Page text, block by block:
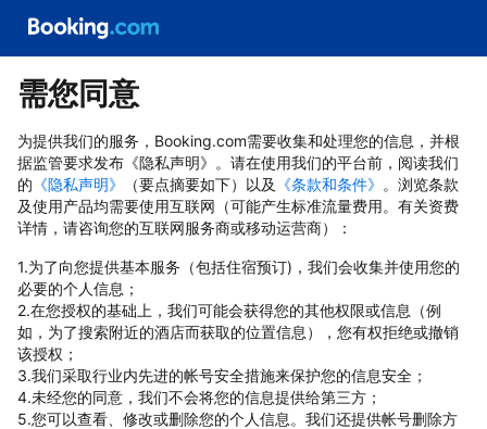
需您同意
为提供我们的服务，Booking.com需要收集和处理您的信息，并根
据监管要求发布《隐私声明》。请在使用我们的平台前，阅读我们
的 《隐私声明》 （要点摘要如下）以及 《条款和条件》 。浏览条款
及使用产品均需要使用互联网（可能产生标准流量费用。有关资费
详情，请咨询您的互联网服务商或移动运营商）：
1.为了向您提供基本服务（包括住宿预订)，我们会收集并使用您的
必要的个人信息；
2.在您授权的基础上，我们可能会获得您的其他权限或信息（例
如，为了搜索附近的酒店而获取的位置信息），您有权拒绝或撤销
该授权；
3.我们采取行业内先进的帐号安全措施来保护您的信息安全；
4.未经您的同意，我们不会将您的信息提供给第三方；
5.您可以查看、修改或删除您的个人信息。我们还提供帐号删除方